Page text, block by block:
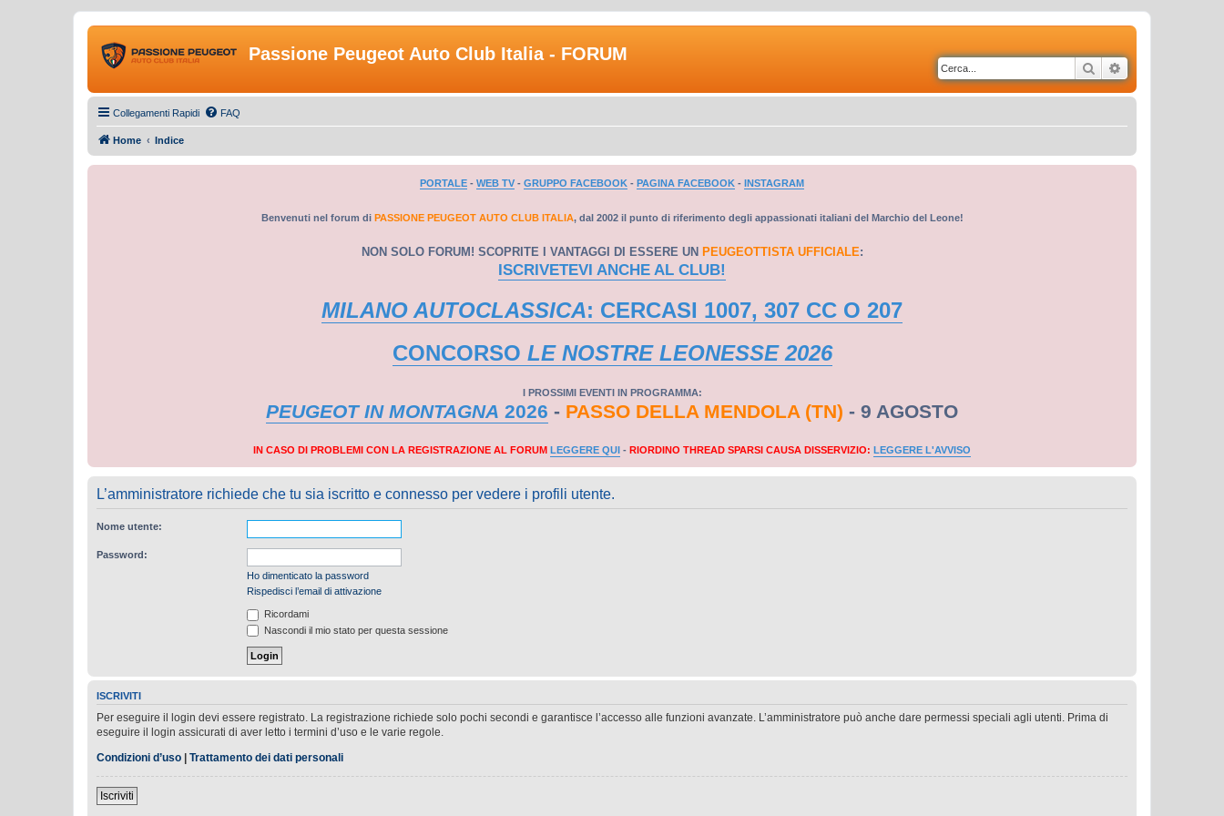
Passione Peugeot Auto Club Italia - FORUM
Cerca
Collegamenti Rapidi FAQ
Home Indice
PORTALE - WEB TV - GRUPPO FACEBOOK - PAGINA FACEBOOK - INSTAGRAM
Benvenuti nel forum di PASSIONE PEUGEOT AUTO CLUB ITALIA, dal 2002 il punto di riferimento degli appassionati italiani del Marchio del Leone!
NON SOLO FORUM! SCOPRITE I VANTAGGI DI ESSERE UN PEUGEOTTISTA UFFICIALE:
ISCRIVETEVI ANCHE AL CLUB!
MILANO AUTOCLASSICA: CERCASI 1007, 307 CC O 207
CONCORSO LE NOSTRE LEONESSE 2026
I PROSSIMI EVENTI IN PROGRAMMA:
PEUGEOT IN MONTAGNA 2026 - PASSO DELLA MENDOLA (TN) - 9 AGOSTO
IN CASO DI PROBLEMI CON LA REGISTRAZIONE AL FORUM LEGGERE QUI - RIORDINO THREAD SPARSI CAUSA DISSERVIZIO: LEGGERE L'AVVISO
L’amministratore richiede che tu sia iscritto e connesso per vedere i profili utente.
Nome utente:
Password:
Ho dimenticato la password
Rispedisci l’email di attivazione
Ricordami
Nascondi il mio stato per questa sessione
ISCRIVITI
Per eseguire il login devi essere registrato. La registrazione richiede solo pochi secondi e garantisce l’accesso alle funzioni avanzate. L’amministratore può anche dare permessi speciali agli utenti. Prima di
eseguire il login assicurati di aver letto i termini d’uso e le varie regole.
Condizioni d’uso | Trattamento dei dati personali
Iscriviti